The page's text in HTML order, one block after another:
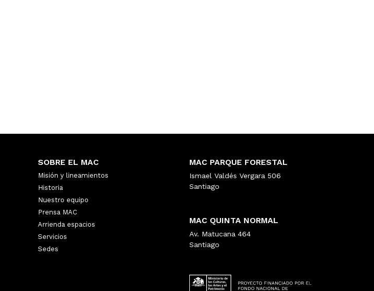
SOBRE EL MAC
Misión y lineamientos
Historia
Nuestro equipo
Prensa MAC
Arrienda espacios
Servicios
Sedes
MAC PARQUE FORESTAL
Ismael Valdés Vergara 506
Santiago
MAC QUINTA NORMAL
Av. Matucana 464
Santiago